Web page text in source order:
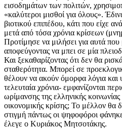
εισοδημάτων των πολιτών,
«καλύτεροι μισθοί για όλους».
βιοτικού επιπέδου, κάτι που είχε
μετά από τόσα χρόνια κρίσεων
Προτίμησε να μιλήσει για αυτά
αποφεύγοντας να μπει σε μία
Και ξεκαθαρίζοντας ότι δεν θα
σταθερότητα. Μπορεί σε
θέλουν να ακούν όμορφα λόγια και
τελευταία χρόνια- εμφανίζονται
ωρίμανσης της ελληνικής
οικονομικής κρίσης; Το μέλλον θα
στιγμή πάντως οι ψηφοφόροι
έλεγε ο Κυριάκος Μητσοτάκης.